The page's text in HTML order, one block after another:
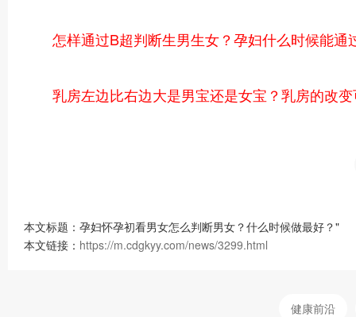
怎样通过B超判断生男生女？孕妇什么时候能通
乳房左边比右边大是男宝还是女宝？乳房的改
本文标题：孕妇怀孕初看男女怎么判断男女？什么时候做最好？"
本文链接： https://m.cdgkyy.com/news/3299.html
健康前沿